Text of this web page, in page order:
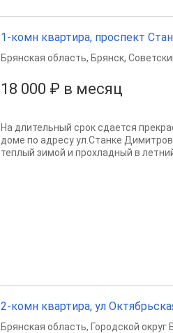
1-комн квартира, проспект
18 000 ₽ в месяц
Брянская область, Брянск,
На длительный срок сдается
доме по адресу ул.Станке
теплый зимой и прохладный в
2-комн квартира, ул
Брянская область, Городской округ